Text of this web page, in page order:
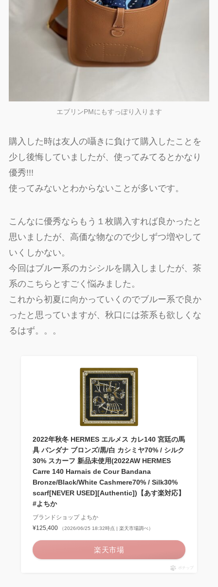
エブリンPMにもすっぽり入ります
購入した時は友人の囁きに負けて購入したことを
少し後悔していましたが、使ってみてるとかなり
優秀!!!
使ってみないとわからないことが多いです。
こんなに優秀ならもう１枚購入すれば良かったと
思いましたが、高価な物なので少しずつ増やして
いくしかない。
今回はブルー系のカシシルを購入しましたが、茶
系のこちらとすごく悩みました。
これから初夏に向かっていくのでブルー系で良か
ったと思っていますが、秋口には茶系も欲しくな
るはず。。。
2022年秋冬 HERMES エルメス カレ140 宮廷の馬
具 バンダナ ブロンズ/黒/白 カシミヤ70% / シルク
30% スカーフ 新品未使用(2022AW HERMES
Carre 140 Harnais de Cour Bandana
Bronze/Black/White Cashmere70% / Silk30%
scarf[NEVER USED][Authentic])【あす楽対応】
#よちか
ブランドショップ よちか
¥125,400
（2026/06/25 18:32時点 | 楽天市場調べ）
楽天市場
ポチップ